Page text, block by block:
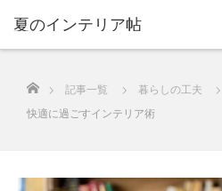
夏のインテリア帖
ホーム
記事一覧 暮らしの工夫
快適に過ごすインテリア術